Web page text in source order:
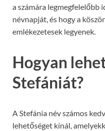
a számára legmegfelelőbb
névnapját, és hogy a
emlékezetesek legyenek.
Hogyan
Stefániát?
A Stefánia név számos
lehetőséget kínál,